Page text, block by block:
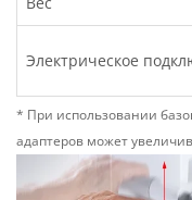
Электрическое
* При использовании
адаптеров может